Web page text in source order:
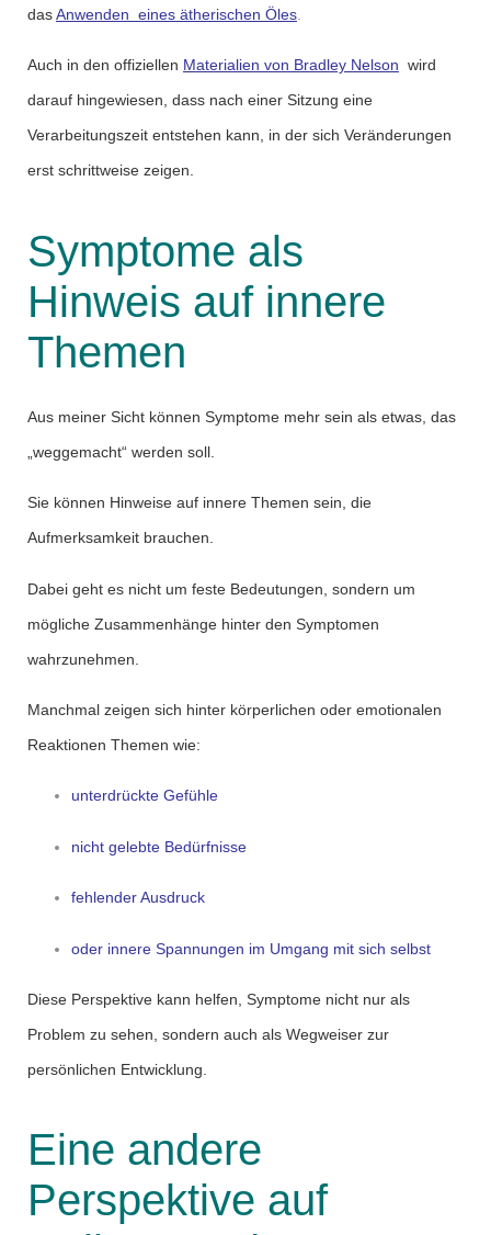
dasAnwenden eines ätherischen Öles
Auch in den offiziellen Materialien von Bradley Nelson wird
darauf hingewiesen, dass nach einer Sitzung eine
Verarbeitungszeit entstehen kann, in der sich Veränderungen
erst schrittweise zeigen.
Symptome als
Hinweis auf innere
Themen
Aus meiner Sicht können Symptome mehr sein als etwas, das
„weggemacht“ werden soll.
Sie können Hinweise auf innere Themen sein, die
Aufmerksamkeit brauchen.
Dabei geht es nicht um feste Bedeutungen, sondern um
mögliche Zusammenhänge hinter den Symptomen
wahrzunehmen.
Manchmal zeigen sich hinter körperlichen oder emotionalen
Reaktionen Themen wie:
unterdrückte Gefühle
nicht gelebte Bedürfnisse
fehlender Ausdruck
oder innere Spannungen im Umgang mit sich selbst
Diese Perspektive kann helfen, Symptome nicht nur als
Problem zu sehen, sondern auch als Wegweiser zur
persönlichen Entwicklung.
Eine andere
Perspektive auf